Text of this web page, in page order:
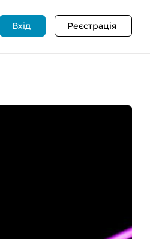
Вхід Реєстрація